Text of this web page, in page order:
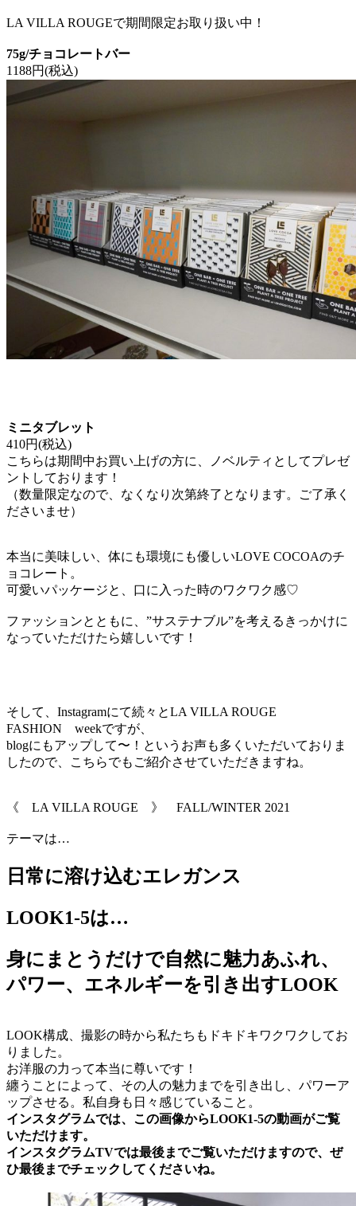
LA VILLA ROUGEで期間限定お取り扱い中！
75g/チョコレートバー
1188円(税込)
ミニタブレット
410円(税込)
こちらは期間中お買い上げの方に、ノベルティとしてプレゼ
ントしております！
（数量限定なので、なくなり次第終了となります。ご了承く
ださいませ）
本当に美味しい、体にも環境にも優しいLOVE COCOAのチ
ョコレート。
可愛いパッケージと、口に入った時のワクワク感♡
ファッションとともに、”サステナブル”を考えるきっかけに
なっていただけたら嬉しいです！
そして、Instagramにて続々とLA VILLA ROUGE
FASHION weekですが、
blogにもアップして〜！というお声も多くいただいておりま
したので、こちらでもご紹介させていただきますね。
《 LA VILLA ROUGE 》 FALL/WINTER 2021
テーマは…
日常に溶け込むエレガンス
LOOK1-5は…
身にまとうだけで自然に魅力あふれ、
パワー、エネルギーを引き出すLOOK
LOOK構成、撮影の時から私たちもドキドキワクワクしてお
りました。
お洋服の力って本当に尊いです！
纏うことによって、その人の魅力までを引き出し、パワーア
ップさせる。私自身も日々感じていること。
インスタグラムでは、この画像からLOOK1-5の動画がご覧
いただけます。
インスタグラムTVでは最後までご覧いただけますので、ぜ
ひ最後までチェックしてくださいね。